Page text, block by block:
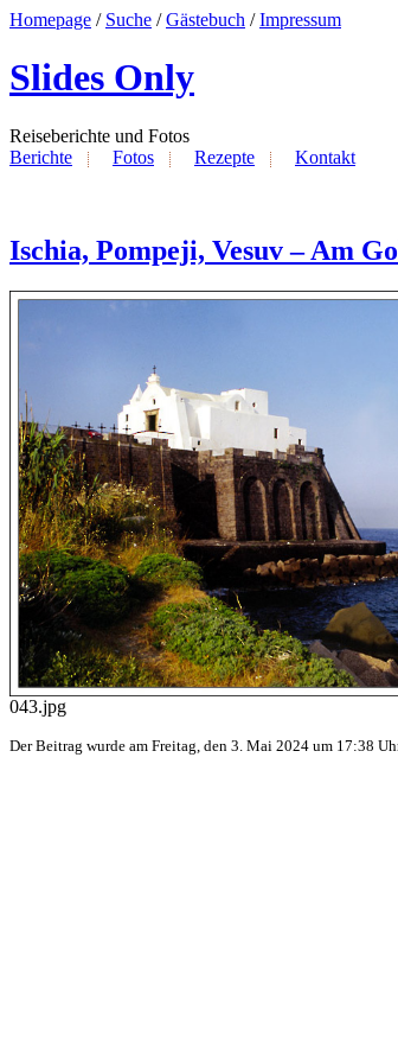
Homepage / Suche /Gästebuch /Impressum
Slides Only
Reiseberichte und Fotos
Berichte
Fotos Rezepte Kontakt
Ischia, Pompeji, Vesuv – Am
043.jpg
Der Beitrag wurde am Freitag, den 3. Mai 2024 um 17:38